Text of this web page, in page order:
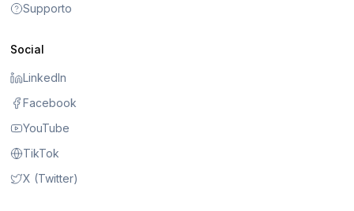
Supporto
Social
LinkedIn
Facebook
YouTube
TikTok
X (Twitter)